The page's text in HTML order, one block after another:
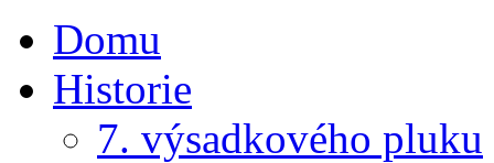
Domu
Historie
7. výsadkového pluku